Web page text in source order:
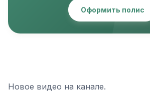
Оформить полис
Новое видео на канале.